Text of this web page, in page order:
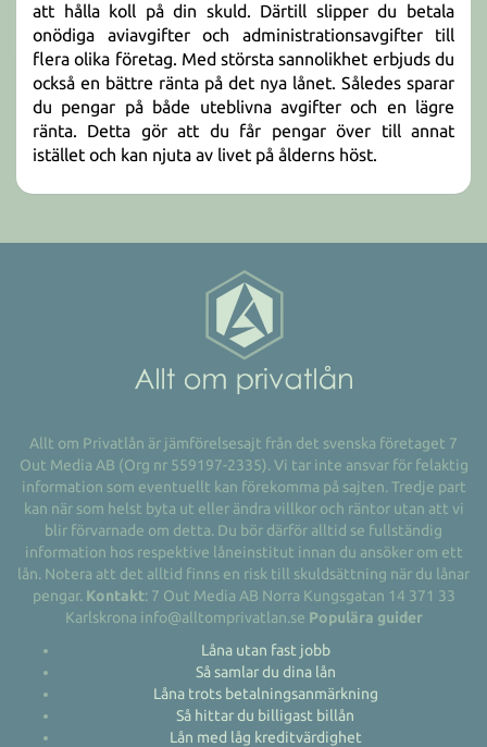
att hålla koll på din skuld. Därtill slipper du betala
onödiga aviavgifter och administrationsavgifter till
flera olika företag. Med största sannolikhet erbjuds du
också en bättre ränta på det nya lånet. Således sparar
du pengar på både uteblivna avgifter och en lägre
ränta. Detta gör att du får pengar över till annat
istället och kan njuta av livet på ålderns höst.
Allt om Privatlån är jämförelsesajt från det svenska företaget 7
Out Media AB (Org nr 559197-2335). Vi tar inte ansvar för felaktig
information som eventuellt kan förekomma på sajten. Tredje part
kan när som helst byta ut eller ändra villkor och räntor utan att vi
blir förvarnade om detta. Du bör därför alltid se fullständig
information hos respektive låneinstitut innan du ansöker om ett
lån. Notera att det alltid finns en risk till skuldsättning när du lånar
pengar. Kontakt: 7 Out Media AB Norra Kungsgatan 14 371 33
Karlskrona info@alltomprivatlan.se Populära guider
Låna utan fast jobb
Så samlar du dina lån
Låna trots betalningsanmärkning
Så hittar du billigast billån
Lån med låg kreditvärdighet